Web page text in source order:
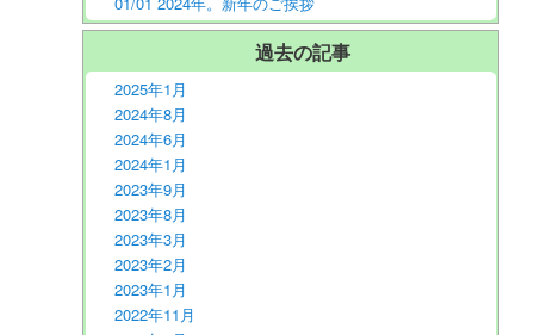
過去の記事
2025年1月
2024年8月
2024年6月
2024年1月
2023年9月
2023年8月
2023年3月
2023年2月
2023年1月
2022年11月